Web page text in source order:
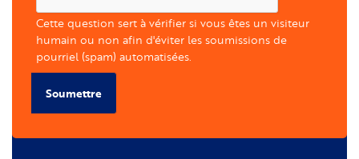
Cette question sert à vérifier si vous êtes un visiteur
humain ou non afin d'éviter les soumissions de
pourriel (spam) automatisées.
Soumettre